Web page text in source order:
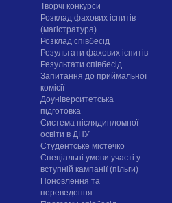
Творчі конкурси
Розклад фахових іспитів
(магістратура)
Розклад співбесід
Результати фахових іспитів
Результати співбесід
Запитання до приймальної
комісії
Доуніверситетська
підготовка
Система післядипломної
освіти в ДНУ
Cтудентське містечко
Спеціальні умови участі у
вступній кампанії (пільги)
Поновлення та
переведення